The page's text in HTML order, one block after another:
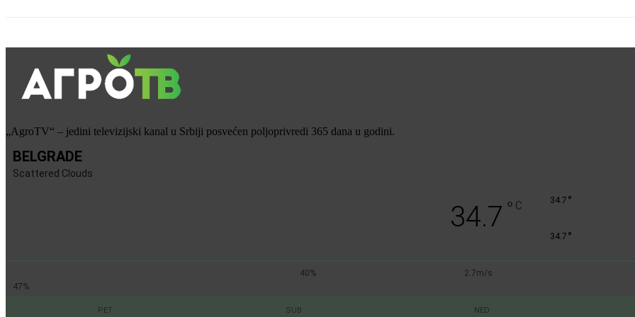
„AgroTV“ – jedini televizijski kanal u Srbiji posvećen poljoprivredi 365 dana u godini.
BELGRADE
Scattered Clouds
34.7 ° C 34.7 °
34.7 °
40%
2.7m/s
47%
PET SUB NED